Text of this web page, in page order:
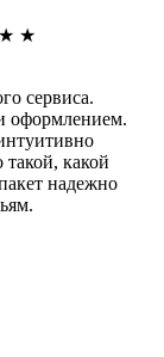
★ ★
сервиса.
оформлением.
какой
надежно